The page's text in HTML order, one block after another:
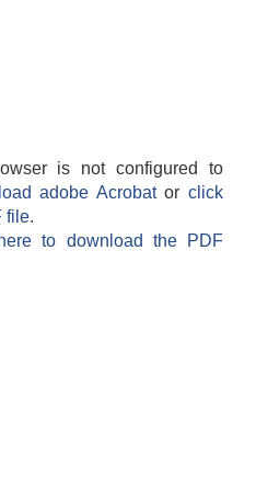
is not configured to
adobe Acrobatorclick
file.
to download the PDF